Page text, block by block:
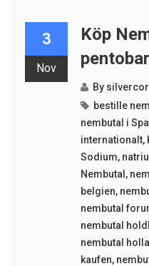
3
Nov
Köp
By
bestille
nembutal i
internationalt,
Sodium,
Nembutal,
belgien,
nembutal
nembutal
nembutal
kaufen,